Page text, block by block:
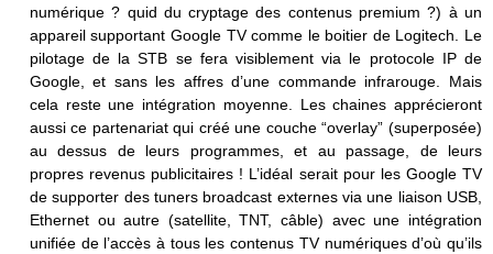
numérique ? quid du cryptage des contenus premium ?) à un
appareil supportant Google TV comme le boitier de Logitech. Le
pilotage de la STB se fera visiblement via le protocole IP de
Google, et sans les affres d’une commande infrarouge. Mais
cela reste une intégration moyenne. Les chaines apprécieront
aussi ce partenariat qui créé une couche “overlay” (superposée)
au dessus de leurs programmes, et au passage, de leurs
propres revenus publicitaires ! L’idéal serait pour les Google TV
de supporter des tuners broadcast externes via une liaison USB,
Ethernet ou autre (satellite, TNT, câble) avec une intégration
unifiée de l’accès à tous les contenus TV numériques d’où qu’ils